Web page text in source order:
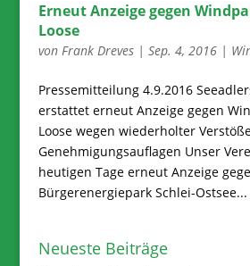
Erneut Anzeige gegen
Loose
von Frank Dreves| Sep. 4, 2016|
Pressemitteilung 4.9.2016
erstattet erneut Anzeige gegen
Loose wegen wiederholter
Genehmigungsauflagen Unser
heutigen Tage erneut Anzeige
Bürgerenergiepark Schlei-Ostsee...
Neueste Beiträge